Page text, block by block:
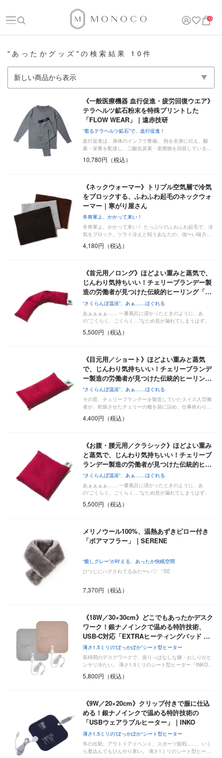
0
"あったかグッズ"の検索結果 10件
《一般医療機器 血行促進・疲労回復ウエア》
テラヘルツ鉱石粉末を特殊プリントした
「FLOW WEAR」｜遠赤技研
“着るテラヘルツ鉱石”で、血行促進！
血行促進は、身体のインフラ整備。 熱を全身に伝え、酸
素・栄養を配達し、二酸化炭素・老廃物を回収している…
10,780円（税込）
《ネックウォーマー》トリプル空気層で冷気
をブロックする、ふわふわ起毛のネックウォ
ーマー｜寒がり屋さん
冬将軍よ、かかって来い！
冬将軍よ、かかって来い！ たっぷりのふわふわ起毛で、冷
気をブロック。ツライ冷えと戦うあなたの、強〜い味方…
4,180円（税込）
《首元用／ロング》ほどよい重みと蒸気で、
じんわり気持ちいい！チェリーブランデー製
造の労働者が見つけた伝統的ヒーリング「…
“さくらんぼ温浴”、あぁ……ほぐれる
あぁぁぁぁ…… 一番風呂に浸かったときのように、あ
の“ごくらく、ごくらく…”なため息が漏れてしまうはず。
5,500円（税込）
《目元用／ショート》ほどよい重みと蒸気
で、じんわり気持ちいい！チェリーブランデ
ー製造の労働者が見つけた伝統的ヒーリン…
“さくらんぼ温浴”、あぁ……ほぐれる
その昔、チェリーブランデーを製造していたスイス人労働
者が、乾燥させたチェリーの種を袋に詰め、仕事終わり…
4,400円（税込）
《お腹・腰元用／クラシック》ほどよい重み
と蒸気で、じんわり気持ちいい！チェリーブ
ランデー製造の労働者が見つけた伝統的ヒ…
“さくらんぼ温浴”、あぁ……ほぐれる
あぁぁぁぁ…… 一番風呂に浸かったときのように、あ
の“ごくらく、ごくらく…”なため息が漏れてしまうはず。
5,500円（税込）
メリノウール100%、温熱あずきピロー付き
「ボアマフラー」｜SERENE
“癒しグレー”が叶える、あったか快眠空間
ひつじにハグされてるみた〜い♡ 『SE
7,370円（税込）
《18W／30×30cm》どこでもあったかデスク
ワーク！銀ナノインクで温める特許技術、
USB-C対応「EXTRAヒーティングパッド …
薄さ1.5ミリの“ぽっかぽか”シート型ヒーター
長時間のデスクワークで、座りっぱなしな腰・おしりがヒ
ンヤリ冷たい。 薄さ1.5ミリのシート型ヒーター『INKO…
5,800円（税込）
《9W／20×20cm》クリップ付きで服に仕込
める！銀ナノインクで温める特許技術の
「USBウェアラブルヒーター」｜INKO
薄さ1.5ミリの“ぽっかぽか”シート型ヒーター
冬の出勤、アウトドアイベント、スポーツ観戦……、いく
ら着込んでもひんやり寒い。 薄さ1ミリのシート型ヒー…